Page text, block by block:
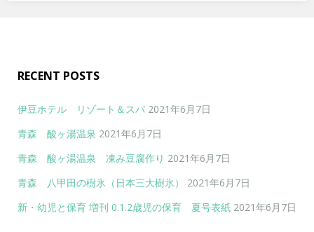
RECENT POSTS
伊豆ホテル リゾート＆スパ 2021年6月7日
青森 酸ヶ湯温泉 2021年6月7日
青森 酸ヶ湯温泉 凍み豆腐作り 2021年6月7日
青森 八甲田の樹氷（日本三大樹氷）
2021年6月7日
新・幼児と保育 増刊 0.1.2歳児の保育 夏号表紙 2021年6月7日